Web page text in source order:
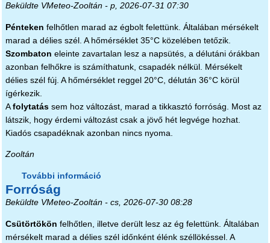
Beküldte VMeteo-Zooltán- p, 2026-07-31 07:30
Pénteken felhőtlen marad az égbolt felettünk. Általában mérsékelt
marad a délies szél. A hőmérséklet 35°C közelében tetőzik.
Szombaton eleinte zavartalan lesz a napsütés, a délutáni órákban
azonban felhőkre is számíthatunk, csapadék nélkül. Mérsékelt
délies szél fúj. A hőmérséklet reggel 20°C, délután 36°C körül
ígérkezik.
A folytatássem hoz változást, marad a tikkasztó forróság. Most az
látszik, hogy érdemi változást csak a jövő hét legvége hozhat.
Kiadós csapadéknak azonban nincs nyoma.
Zooltán
További információ
Forróság
Beküldte VMeteo-Zooltán- cs, 2026-07-30 08:28
Csütörtökön felhőtlen, illetve derült lesz az ég felettünk. Általában
mérsékelt marad a délies szél időnként élénk széllökéssel. A